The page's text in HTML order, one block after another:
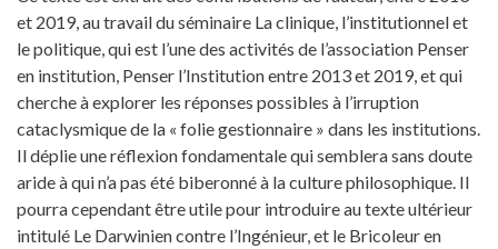
et 2019, au travail du séminaire La clinique, l’institutionnel et
le politique, qui est l’une des activités de l’association Penser
en institution, Penser l’Institution entre 2013 et 2019, et qui
cherche à explorer les réponses possibles à l’irruption
cataclysmique de la « folie gestionnaire » dans les institutions.
Il déplie une réflexion fondamentale qui semblera sans doute
aride à qui n’a pas été biberonné à la culture philosophique. Il
pourra cependant être utile pour introduire au texte ultérieur
intitulé Le Darwinien contre l’Ingénieur, et le Bricoleur en